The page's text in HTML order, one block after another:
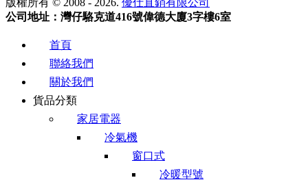
公司地址：灣仔駱克道416號偉德大廈3字樓6室
首頁
聯絡我們
關於我們
貨品分類
家居電器
冷氣機
窗口式
冷暖型號